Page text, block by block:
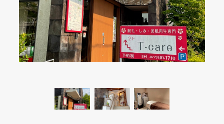
毛穴洗浄
毛穴洗浄＆リフトア
ップ
ハーブトリートメン